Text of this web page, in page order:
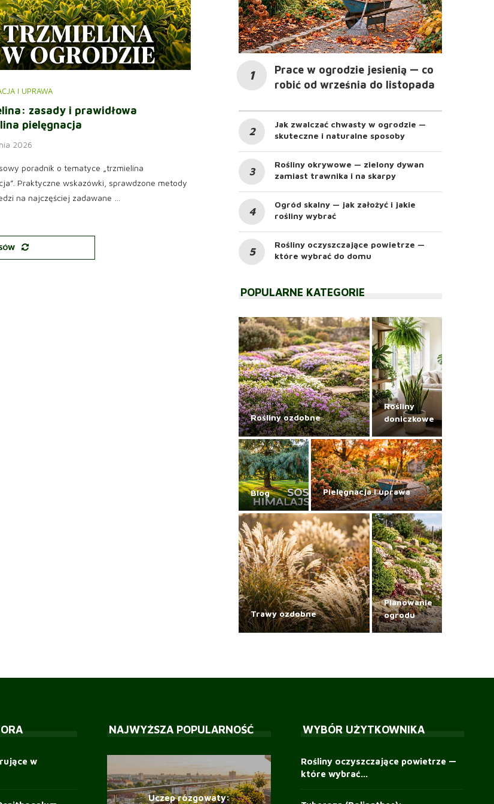
I UPRAWA
zasady i prawidłowa
pielęgnacja
2026
poradnik o tematyce „trzmielina
Praktyczne wskazówki, sprawdzone metody
na najczęściej zadawane …
Prace w ogrodzie jesienią — co
robić od września do listopada
Jak zwalczać chwasty w ogrodzie —
skuteczne i naturalne sposoby
Rośliny okrywowe — zielony dywan
zamiast trawnika i na skarpy
Ogród skalny — jak założyć i jakie
rośliny wybrać
Rośliny oczyszczające powietrze —
które wybrać do domu
POPULARNE KATEGORIE
Rośliny ozdobne
Rośliny
doniczkowe
Blog Pielęgnacja i uprawa
Trawy ozdobne
Planowanie
ogrodu
w
NAJWYŻSZA POPULARNOŚĆ
Uczep rózgowaty:
WYBÓR UŻYTKOWNIKA
Rośliny oczyszczające powietrze —
które wybrać...